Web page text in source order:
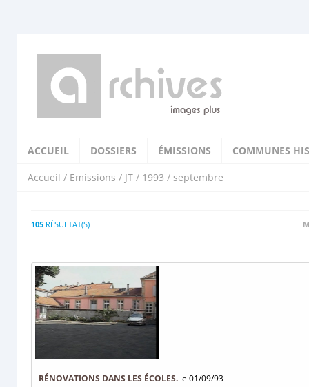
ACCUEIL DOSSIERS ÉMISSIONS COMMUNES
Accueil / Emissions / JT / 1993 / septembre
105 RÉSULTAT(S)
RÉNOVATIONS DANS LES ÉCOLES. le 01/09/93